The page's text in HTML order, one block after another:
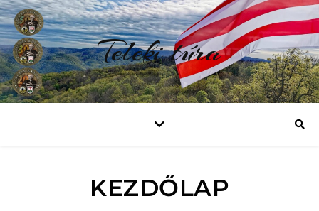
Teleki túra
KEZDŐLAP